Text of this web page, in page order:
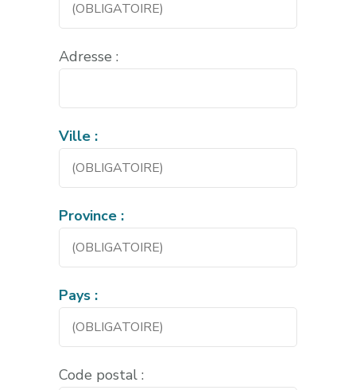
Adresse :
Ville :
Province :
Pays :
Code postal :